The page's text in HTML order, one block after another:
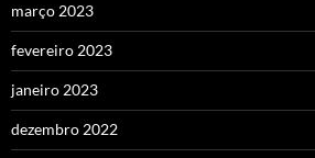
março 2023
fevereiro 2023
janeiro 2023
dezembro 2022